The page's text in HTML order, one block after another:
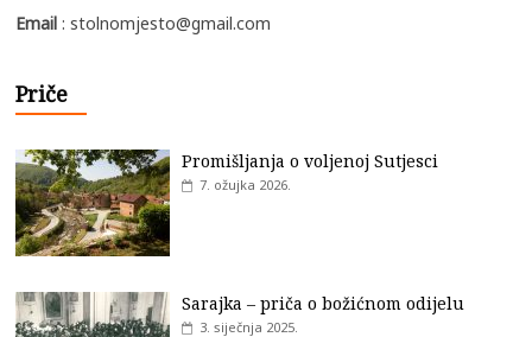
Email: stolnomjesto@gmail.com
Priče
Promišljanja o voljenoj Sutjesci
7. ožujka 2026.
Sarajka – priča o božićnom odijelu
3. siječnja 2025.